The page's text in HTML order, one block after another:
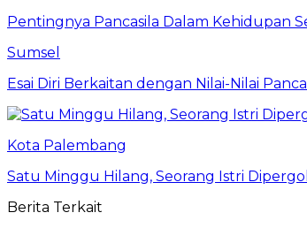
Pentingnya Pancasila Dalam Kehidupan
Sumsel
Esai Diri Berkaitan dengan Nilai-Nilai
Kota Palembang
Satu Minggu Hilang, Seorang Istri
Berita Terkait